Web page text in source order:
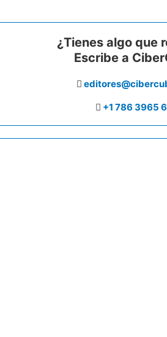
¿Tienes algo que
Escribe a
+1 786 3965